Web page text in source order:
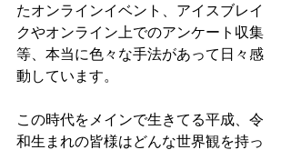
たオンラインイベント、アイスブレイ
クやオンライン上でのアンケート収集
等、本当に色々な手法があって日々感
動しています。
この時代をメインで生きてる平成、令
和生まれの皆様はどんな世界観を持っ